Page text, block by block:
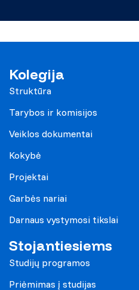
Kolegija
Struktūra
Tarybos ir komisijos
Veiklos dokumentai
Kokybė
Projektai
Garbės nariai
Darnaus vystymosi tikslai
Stojantiesiems
Studijų programos
Priėmimas į studijas